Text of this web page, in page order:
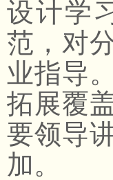
设计学
范，对
业指导
拓展覆
要领导
加。